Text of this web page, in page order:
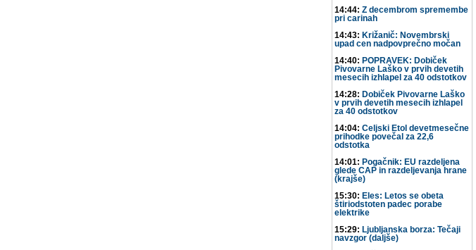
14:44: Z decembrom spremembe
pri carinah
14:43: Križanič: Novembrski
upad cen nadpovprečno močan
14:40: POPRAVEK: Dobiček
Pivovarne Laško v prvih devetih
mesecih izhlapel za 40 odstotkov
14:28: Dobiček Pivovarne Laško
v prvih devetih mesecih izhlapel
za 40 odstotkov
14:04: Celjski Etol devetmesečne
prihodke povečal za 22,6
odstotka
14:01: Pogačnik: EU razdeljena
glede CAP in razdeljevanja hrane
(krajše)
15:30: Eles: Letos se obeta
štiriodstoten padec porabe
elektrike
15:29: Ljubljanska borza: Tečaji
navzgor (daljše)